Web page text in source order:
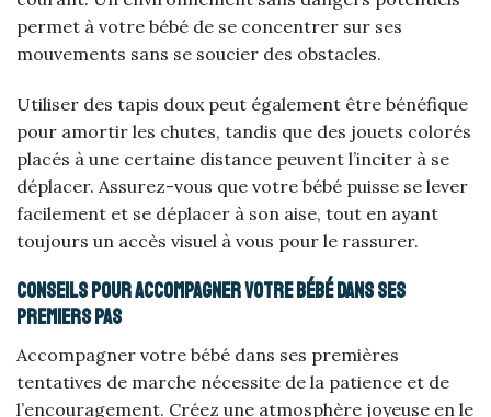
permet à votre bébé de se concentrer sur ses
mouvements sans se soucier des obstacles.
Utiliser des tapis doux peut également être bénéfique
pour amortir les chutes, tandis que des jouets colorés
placés à une certaine distance peuvent l’inciter à se
déplacer. Assurez-vous que votre bébé puisse se lever
facilement et se déplacer à son aise, tout en ayant
toujours un accès visuel à vous pour le rassurer.
Conseils pour accompagner votre bébé dans ses
premiers pas
Accompagner votre bébé dans ses premières
tentatives de marche nécessite de la patience et de
l’encouragement. Créez une atmosphère joyeuse en le